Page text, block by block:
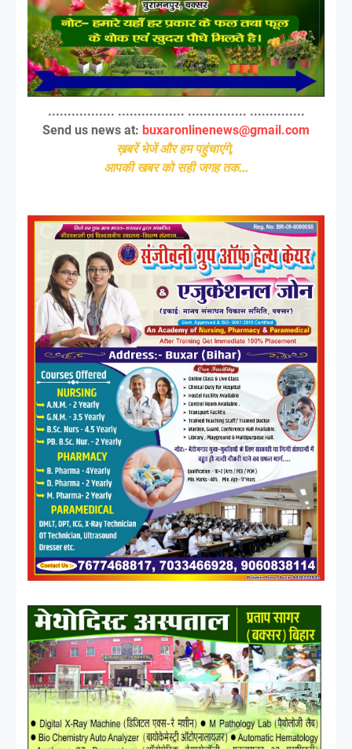
................. ................. ............... ..............
Send us news at: buxaronlinenews@gmail.com
ख़बरें भेजें और हम पहुंचाएंगे,
आपकी खबर को सही जगह तक...